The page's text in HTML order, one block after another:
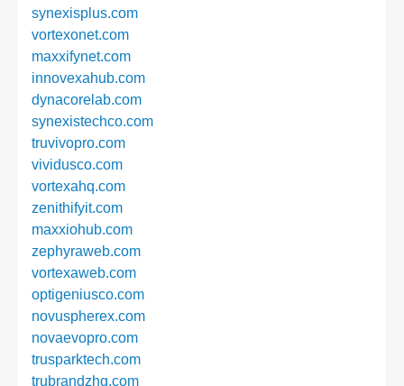
synexisplus.com
vortexonet.com
maxxifynet.com
innovexahub.com
dynacorelab.com
synexistechco.com
truvivopro.com
vividusco.com
vortexahq.com
zenithifyit.com
maxxiohub.com
zephyraweb.com
vortexaweb.com
optigeniusco.com
novuspherex.com
novaevopro.com
trusparktech.com
trubrandzhq.com